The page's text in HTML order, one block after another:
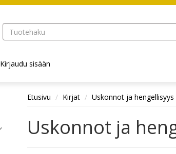
Kirjaudu sisään
Etusivu Kirjat Uskonnot ja hengellisyys
Uskonnot ja